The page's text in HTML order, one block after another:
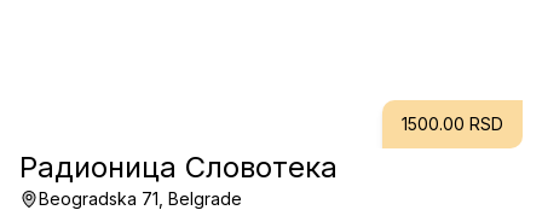
1500.00 RSD
Радионица Словотека
Beogradska 71, Belgrade